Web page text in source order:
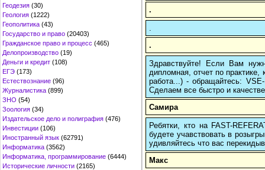
Геодезия (30)
Геология (1222)
Геополитика (43)
Государство и право (20403)
Гражданское право и процесс (465)
Делопроизводство (19)
Деньги и кредит (108)
ЕГЭ (173)
Естествознание (96)
Журналистика (899)
ЗНО (54)
Зоология (34)
Издательское дело и полиграфия (476)
Инвестиции (106)
Иностранный язык (62791)
Информатика (3562)
Информатика, программирование (6444)
Исторические личности (2165)
.
.
Здравствуйте! Если Вам
дипломная, отчет по
работа...) - обращайтесь:
Сделаем все быстро и
Самира
Ребятки, кто на FAST-
будете учавствовать в
удивляйтесь что вас
Макс